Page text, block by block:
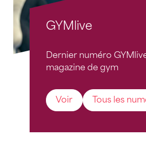
GYMlive
Dernier numéro
magazine de gym
Voir Tous les